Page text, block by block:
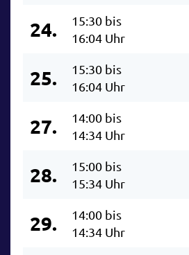
24.
15:30 bis
16:04 Uhr
25.
15:30 bis
16:04 Uhr
27.
14:00 bis
14:34 Uhr
28.
15:00 bis
15:34 Uhr
29.
14:00 bis
14:34 Uhr